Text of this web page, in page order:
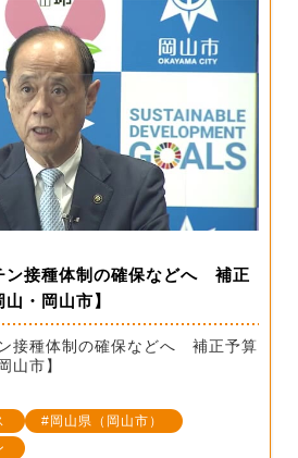
ン接種体制の確保などへ 補正
・岡山市】
接種体制の確保などへ 補正予算
山市】
岡山県（岡山市）